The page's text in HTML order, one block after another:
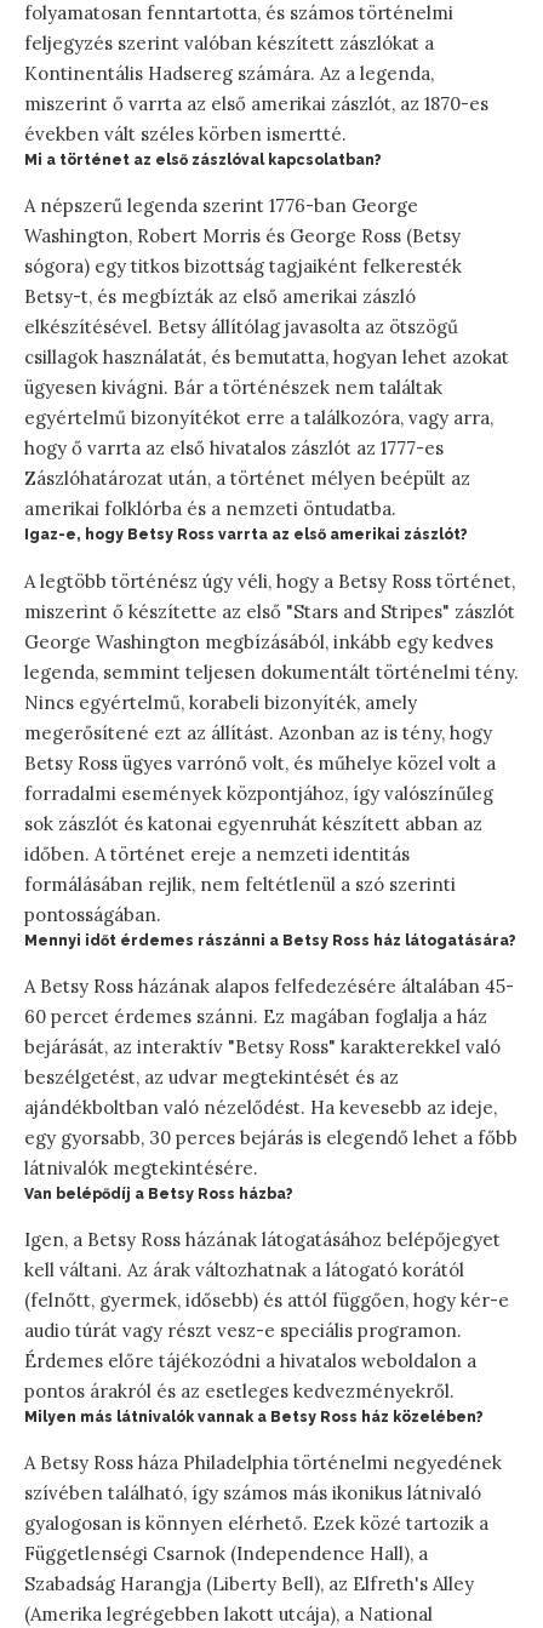
folyamatosan fenntartotta, és számos történelmi
feljegyzés szerint valóban készített zászlókat a
Kontinentális Hadsereg számára. Az a legenda,
miszerint ő varrta az első amerikai zászlót, az 1870-es
években vált széles körben ismertté.
Mi a történet az első zászlóval kapcsolatban?
A népszerű legenda szerint 1776-ban George
Washington, Robert Morris és George Ross (Betsy
sógora) egy titkos bizottság tagjaiként felkeresték
Betsy-t, és megbízták az első amerikai zászló
elkészítésével. Betsy állítólag javasolta az ötszögű
csillagok használatát, és bemutatta, hogyan lehet azokat
ügyesen kivágni. Bár a történészek nem találtak
egyértelmű bizonyítékot erre a találkozóra, vagy arra,
hogy ő varrta az első hivatalos zászlót az 1777-es
Zászlóhatározat után, a történet mélyen beépült az
amerikai folklórba és a nemzeti öntudatba.
Igaz-e, hogy Betsy Ross varrta az első amerikai zászlót?
A legtöbb történész úgy véli, hogy a Betsy Ross történet,
miszerint ő készítette az első "Stars and Stripes" zászlót
George Washington megbízásából, inkább egy kedves
legenda, semmint teljesen dokumentált történelmi tény.
Nincs egyértelmű, korabeli bizonyíték, amely
megerősítené ezt az állítást. Azonban az is tény, hogy
Betsy Ross ügyes varrónő volt, és műhelye közel volt a
forradalmi események központjához, így valószínűleg
sok zászlót és katonai egyenruhát készített abban az
időben. A történet ereje a nemzeti identitás
formálásában rejlik, nem feltétlenül a szó szerinti
pontosságában.
Mennyi időt érdemes rászánni a Betsy Ross ház látogatására?
A Betsy Ross házának alapos felfedezésére általában 45-
60 percet érdemes szánni. Ez magában foglalja a ház
bejárását, az interaktív "Betsy Ross" karakterekkel való
beszélgetést, az udvar megtekintését és az
ajándékboltban való nézelődést. Ha kevesebb az ideje,
egy gyorsabb, 30 perces bejárás is elegendő lehet a főbb
látnivalók megtekintésére.
Van belépődíj a Betsy Ross házba?
Igen, a Betsy Ross házának látogatásához belépőjegyet
kell váltani. Az árak változhatnak a látogató korától
(felnőtt, gyermek, idősebb) és attól függően, hogy kér-e
audio túrát vagy részt vesz-e speciális programon.
Érdemes előre tájékozódni a hivatalos weboldalon a
pontos árakról és az esetleges kedvezményekről.
Milyen más látnivalók vannak a Betsy Ross ház közelében?
A Betsy Ross háza Philadelphia történelmi negyedének
szívében található, így számos más ikonikus látnivaló
gyalogosan is könnyen elérhető. Ezek közé tartozik a
Függetlenségi Csarnok (Independence Hall), a
Szabadság Harangja (Liberty Bell), az Elfreth's Alley
(Amerika legrégebben lakott utcája), a National